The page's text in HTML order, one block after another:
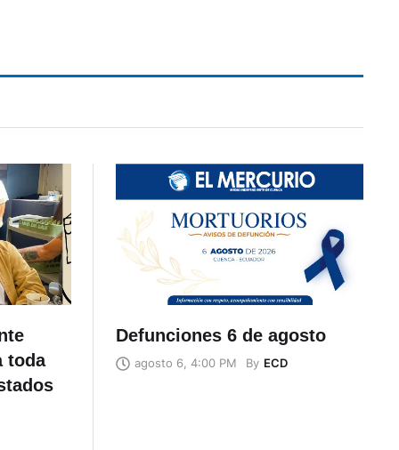
toda
Defunciones 6 de agosto
agosto 6, 4:00 PM By ECD